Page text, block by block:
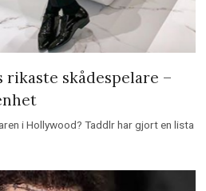
rikaste skådespelare –
i Hollywood? Taddlr har gjort en lista